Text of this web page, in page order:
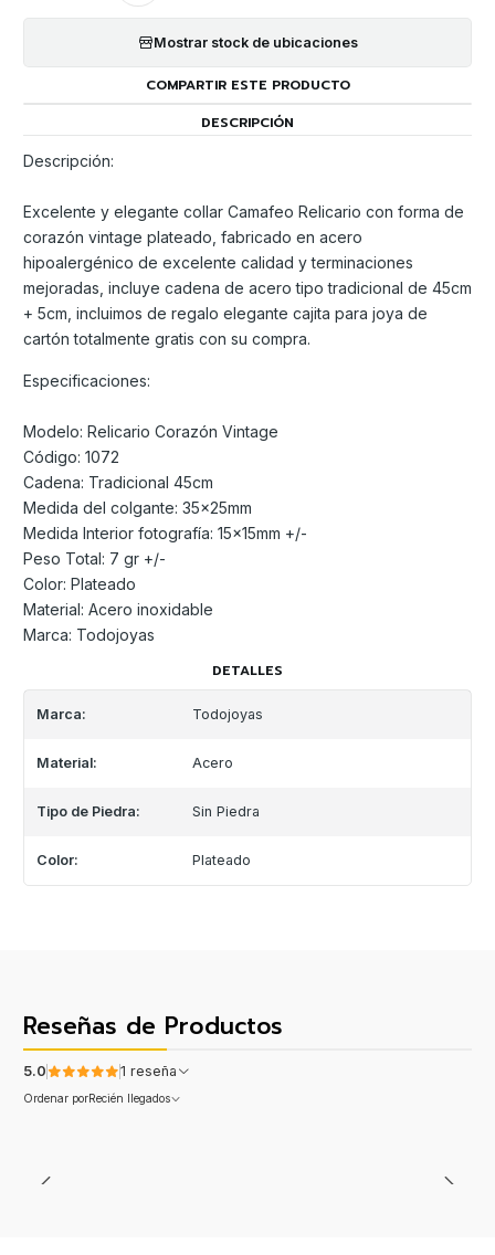
Mostrar stock de ubicaciones
COMPARTIR ESTE PRODUCTO
DESCRIPCIÓN
Descripción:
Excelente y elegante collar Camafeo Relicario con forma de
corazón vintage plateado, fabricado en acero
hipoalergénico de excelente calidad y terminaciones
mejoradas, incluye cadena de acero tipo tradicional de 45cm
+ 5cm, incluimos de regalo elegante cajita para joya de
cartón totalmente gratis con su compra.
Especificaciones:
Modelo: Relicario Corazón Vintage
Código: 1072
Cadena: Tradicional 45cm
Medida del colgante: 35x25mm
Medida Interior fotografía: 15x15mm +/-
Peso Total: 7 gr +/-
Color: Plateado
Material: Acero inoxidable
Marca: Todojoyas
DETALLES
Marca: Todojoyas
Material: Acero
Tipo de Piedra: Sin Piedra
Color: Plateado
Reseñas de Productos
5.0 1 reseña
Ordenar porRecién llegados